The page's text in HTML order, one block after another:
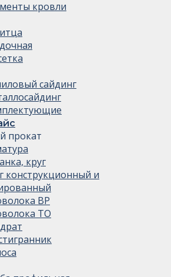
кровли
сайдинг
прокат
круг
конструкционный и
ВР
ТО